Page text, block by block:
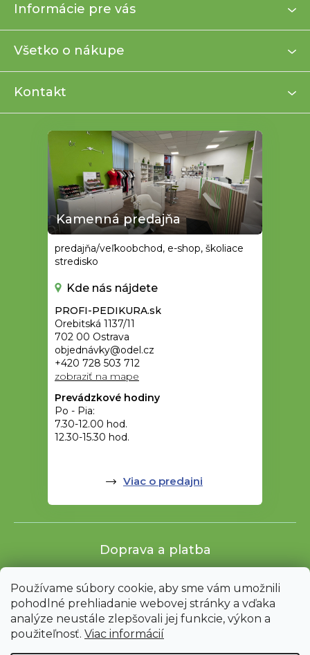
Používame súbory cookie, aby sme vám umožnili
pohodlné prehliadanie webovej stránky a vďaka
analýze neustále zlepšovali jej funkcie, výkon a
použiteľnosť. Viac informácií
p
t
Informácie pre vás
Všetko o nákupe
Kontakt
Kamenná predajňa
predajňa/veľkoobchod, e-shop, školiace
stredisko
Kde nás nájdete
PROFI-PEDIKURA.sk
Orebitská 1137/11
702 00 Ostrava
objednávky@odel.cz
+420 728 503 712
zobraziť na mape
Prevádzkové hodiny
Po - Pia:
7.30-12.00 hod.
12.30-15.30 hod.
Viac o predajni
Doprava a platba